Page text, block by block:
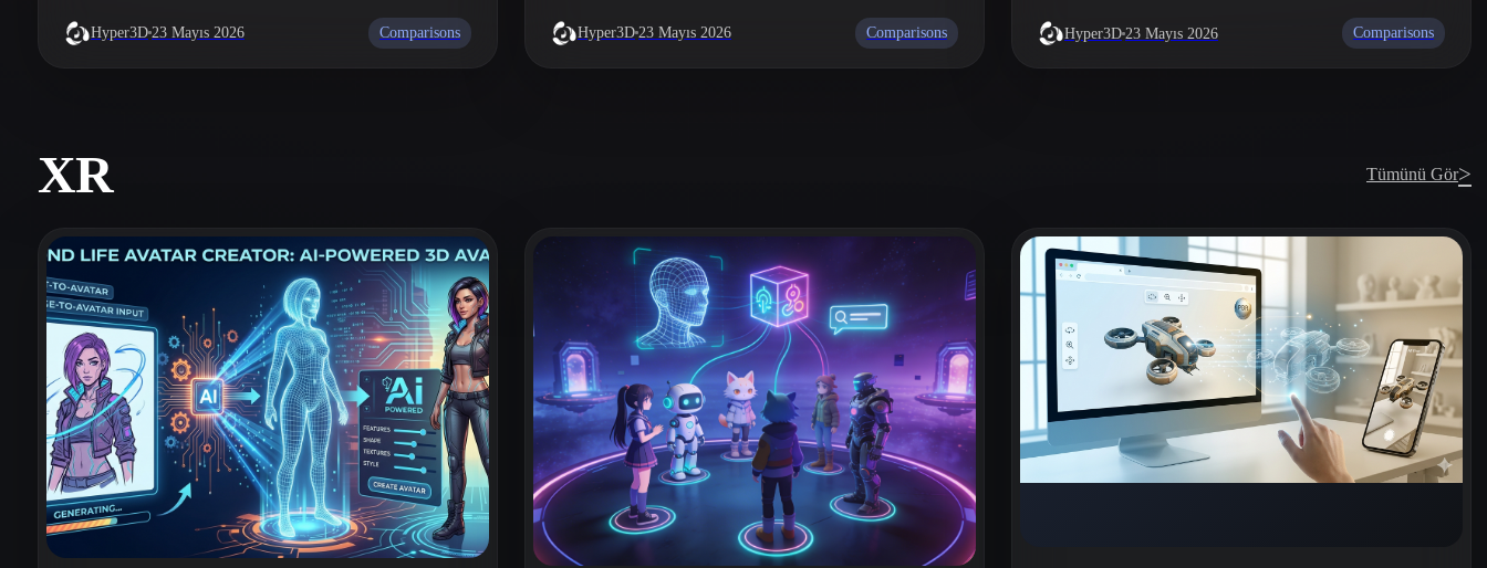
Hyper3D 23 Mayıs 2026 Comparisons Hyper3D 23 Mayıs 2026 Comparisons Hyper3D 23 Mayıs 2026 Comparisons
XR Tümünü Gör>